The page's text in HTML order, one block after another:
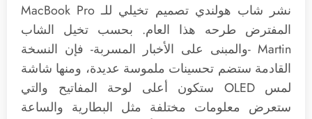
نشر شاب هولندي تصميم تخيلي للـ MacBook Pro
المفترض طرحه هذا العام. بحسب تخيل الشاب
Martin -والمبنى على الأخبار المسربة- فإن النسخة
القادمة ستضم تحسينات ملموسة عديدة، ومنها شاشة
لمس OLED ستكون أعلى لوحة المفاتيح والتي
ستعرض معلومات مختلفة مثل البطارية والساعة